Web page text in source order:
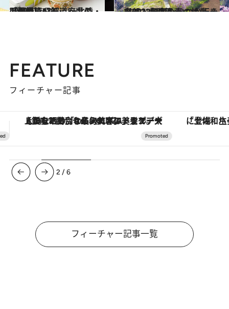
2022.5.1
【画像】47都道府県の「かわいい缶」 ～北陸・甲信越篇～
47都道府県 2022.4.15
【2022年版】 いつか行きたい！ 日本の春の絶景 ～中部・北陸篇～
旅＆お出かけ
FEATURE
フィーチャー記事
「土佐和ハーブかき氷」がOMO7高知に登場！生姜、山椒、大葉など目にも舌にも涼を呼ぶ郷土の味 【夏限定ディナーコース】旬を
3 /6
フィーチャー記事一覧